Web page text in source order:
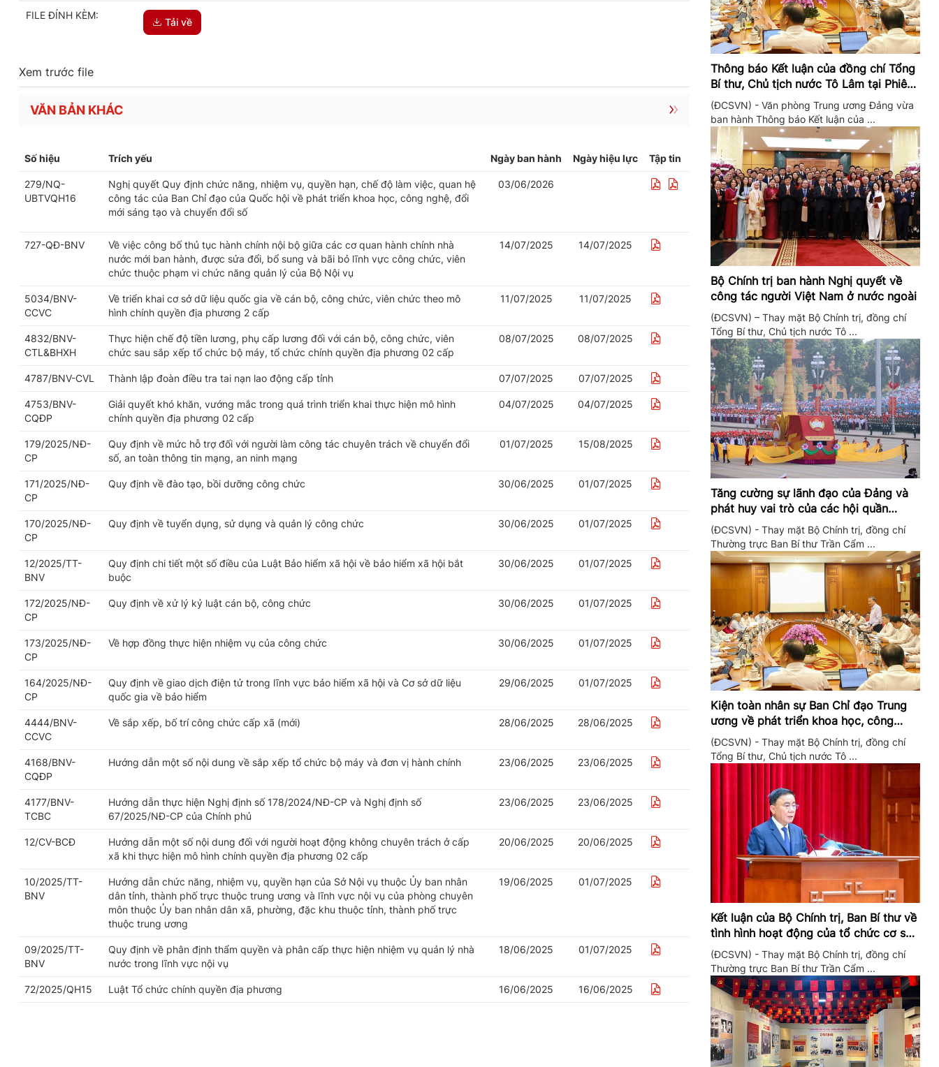
FILE ĐÍNH KÈM:
Tải về
Xem trước file
VĂN BẢN KHÁC
Số hiệu Trích yếu Ngày ban hành Ngày hiệu lực Tập tin
279/NQ-
UBTVQH16
Nghị quyết Quy định chức năng, nhiệm vụ, quyền hạn, chế độ làm việc, quan hệ
công tác của Ban Chỉ đạo của Quốc hội về phát triển khoa học, công nghệ, đổi
mới sáng tạo và chuyển đổi số
03/06/2026
727-QĐ-BNV
Về việc công bố thủ tục hành chính nội bộ giữa các cơ quan hành chính nhà
nước mới ban hành, được sửa đổi, bổ sung và bãi bỏ lĩnh vực công chức, viên
chức thuộc phạm vi chức năng quản lý của Bộ Nội vụ
14/07/2025 14/07/2025
5034/BNV-
CCVC
Về triển khai cơ sở dữ liệu quốc gia về cán bộ, công chức, viên chức theo mô
hình chính quyền địa phương 2 cấp
11/07/2025 11/07/2025
4832/BNV-
CTL&BHXH
Thực hiện chế độ tiền lương, phụ cấp lương đối với cán bộ, công chức, viên
chức sau sắp xếp tổ chức bộ máy, tổ chức chính quyền địa phương 02 cấp
08/07/2025 08/07/2025
4787/BNV-CVL Thành lập đoàn điều tra tai nạn lao động cấp tỉnh 07/07/2025 07/07/2025
4753/BNV-
CQĐP
Giải quyết khó khăn, vướng mắc trong quá trình triển khai thực hiện mô hình
chính quyền địa phương 02 cấp
04/07/2025 04/07/2025
179/2025/NĐ-
CP
Quy định về mức hỗ trợ đối với người làm công tác chuyên trách về chuyển đổi
số, an toàn thông tin mạng, an ninh mạng
01/07/2025 15/08/2025
171/2025/NĐ-
CP
Quy định về đào tạo, bồi dưỡng công chức 30/06/2025 01/07/2025
170/2025/NĐ-
CP
Quy định về tuyển dụng, sử dụng và quản lý công chức 30/06/2025 01/07/2025
12/2025/TT-
BNV
Quy định chi tiết một số điều của Luật Bảo hiểm xã hội về bảo hiểm xã hội bắt
buộc
30/06/2025 01/07/2025
172/2025/NĐ-
CP
Quy định về xử lý kỷ luật cán bộ, công chức 30/06/2025 01/07/2025
173/2025/NĐ-
CP
Về hợp đồng thực hiện nhiệm vụ của công chức 30/06/2025 01/07/2025
164/2025/NĐ-
CP
Quy định về giao dịch điện tử trong lĩnh vực bảo hiểm xã hội và Cơ sở dữ liệu
quốc gia về bảo hiểm
29/06/2025 01/07/2025
4444/BNV-
CCVC
Về sắp xếp, bố trí công chức cấp xã (mới) 28/06/2025 28/06/2025
4168/BNV-
CQĐP
Hướng dẫn một số nội dung về sắp xếp tổ chức bộ máy và đơn vị hành chính 23/06/2025 23/06/2025
4177/BNV-
TCBC
Hướng dẫn thực hiện Nghị định số 178/2024/NĐ-CP và Nghị định số
67/2025/NĐ-CP của Chính phủ
23/06/2025 23/06/2025
12/CV-BCĐ
Hướng dẫn một số nội dung đối với người hoạt động không chuyên trách ở cấp
xã khi thực hiện mô hình chính quyền địa phương 02 cấp
20/06/2025 20/06/2025
10/2025/TT-
BNV
Hướng dẫn chức năng, nhiệm vụ, quyền hạn của Sở Nội vụ thuộc Ủy ban nhân
dân tỉnh, thành phố trực thuộc trung ương và lĩnh vực nội vụ của phòng chuyên
môn thuộc Ủy ban nhân dân xã, phường, đặc khu thuộc tỉnh, thành phố trực
thuộc trung ương
19/06/2025 01/07/2025
09/2025/TT-
BNV
Quy định về phân định thẩm quyền và phân cấp thực hiện nhiệm vụ quản lý nhà
nước trong lĩnh vực nội vụ
18/06/2025 01/07/2025
72/2025/QH15 Luật Tổ chức chính quyền địa phương 16/06/2025 16/06/2025
Thông báo Kết luận của đồng chí Tổng
Bí thư, Chủ tịch nước Tô Lâm tại Phiên
họp Ban Chỉ đạo Trung ương thực hiện
Nghị quyết 57
(ĐCSVN) - Văn phòng Trung ương Đảng vừa
ban hành Thông báo Kết luận của ...
Bộ Chính trị ban hành Nghị quyết về
công tác người Việt Nam ở nước ngoài
(ĐCSVN) – Thay mặt Bộ Chính trị, đồng chí
Tổng Bí thư, Chủ tịch nước Tô ...
Tăng cường sự lãnh đạo của Đảng và
phát huy vai trò của các hội quần
chúng trong giai đoạn phát triển mới
(ĐCSVN) - Thay mặt Bộ Chính trị, đồng chí
Thường trực Ban Bí thư Trần Cẩm ...
Kiện toàn nhân sự Ban Chỉ đạo Trung
ương về phát triển khoa học, công
nghệ, đổi mới sáng tạo và chuyển đổi
số
(ĐCSVN) - Thay mặt Bộ Chính trị, đồng chí
Tổng Bí thư, Chủ tịch nước Tô ...
Kết luận của Bộ Chính trị, Ban Bí thư về
tình hình hoạt động của tổ chức cơ sở
đảng trong quý II/2026
(ĐCSVN) - Thay mặt Bộ Chính trị, đồng chí
Thường trực Ban Bí thư Trần Cẩm ...